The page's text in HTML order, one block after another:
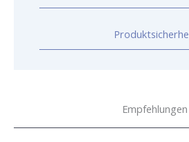
Empfehlungen